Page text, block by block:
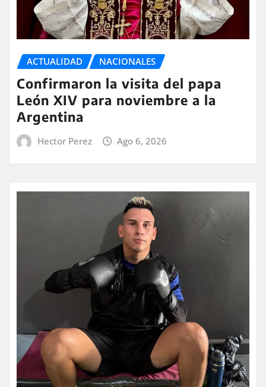
ACTUALIDAD NACIONALES
Confirmaron la visita del papa
León XIV para noviembre a la
Argentina
Hector Perez Ago 6, 2026